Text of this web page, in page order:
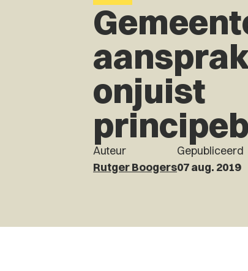
onjuist
Auteur
Rutger Boogers
Gepubliceerd
07 aug. 2019